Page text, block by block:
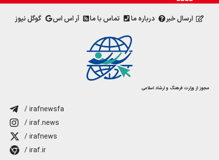
ارسال خبر درباره ما تماس با ما آر اس اس گوگل نیوز
مجوز از وزارت فرهنگ و ارشاد اسلامی
/ irafnewsfa
/ iraf.news
/ irafnews
/ iraf.ir